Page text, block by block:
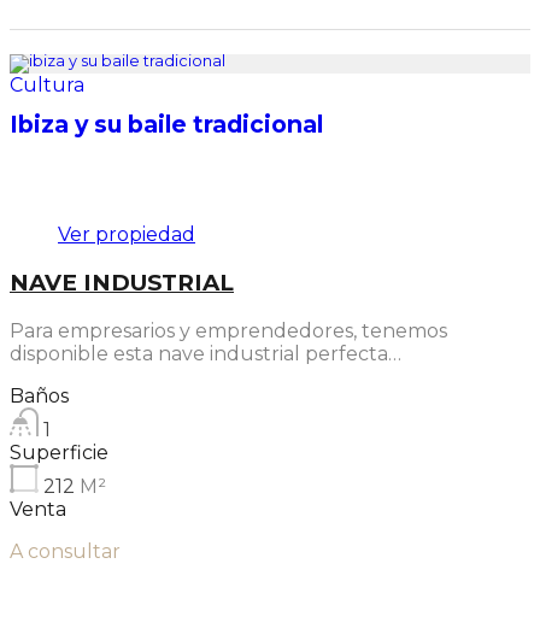
Cultura
Ibiza y su baile tradicional
Ver propiedad
NAVE INDUSTRIAL
Para empresarios y emprendedores, tenemos
disponible esta nave industrial perfecta…
Baños
1
Superficie
212 M²
Venta
A consultar